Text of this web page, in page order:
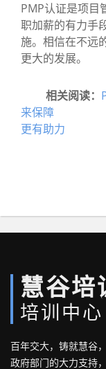
PMP认证是项目
职加薪的有力手
施。相信在不远
更大的发展。
相关阅读：
来保障
更有助力
慧谷培
培训中心
百年交大，铸就慧谷
政府部门的大力支持